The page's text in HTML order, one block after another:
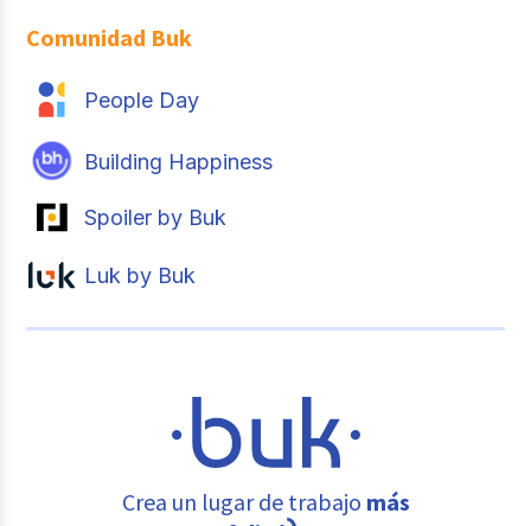
Comunidad Buk
People Day
Building Happiness
Spoiler by Buk
Luk by Buk
Crea un lugar de trabajo más